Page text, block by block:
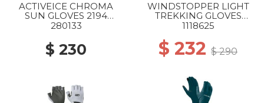
ACTIVEICE CHROMA
SUN GLOVES 2194
TITANIUM GREY
280133
$ 230
WINDSTOPPER LIGHT
TREKKING GLOVES
DKMA
1118625
$ 232 $ 290